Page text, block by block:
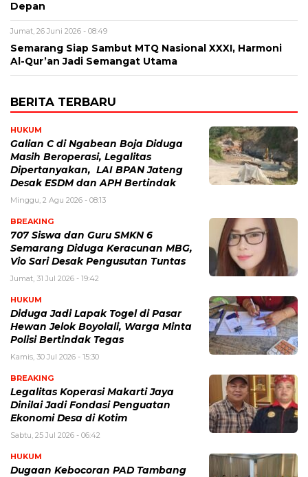
Depan
Jumat, 26 Juni 2026 - 08:49
Semarang Siap Sambut MTQ Nasional XXXI, Harmoni
Al-Qur’an Jadi Semangat Utama
BERITA TERBARU
HUKUM
Galian C di Ngabean Boja Diduga
Masih Beroperasi, Legalitas
Dipertanyakan, LAI BPAN Jateng
Desak ESDM dan APH Bertindak
Minggu, 2 Agu 2026 - 08:13
BREAKING
707 Siswa dan Guru SMKN 6
Semarang Diduga Keracunan MBG,
Vio Sari Desak Pengusutan Tuntas
Jumat, 31 Jul 2026 - 19:42
HUKUM
Diduga Jadi Lapak Togel di Pasar
Hewan Jelok Boyolali, Warga Minta
Polisi Bertindak Tegas
Kamis, 30 Jul 2026 - 15:30
BREAKING
Legalitas Koperasi Makarti Jaya
Dinilai Jadi Fondasi Penguatan
Ekonomi Desa di Kotim
Sabtu, 25 Jul 2026 - 06:42
HUKUM
Dugaan Kebocoran PAD Tambang